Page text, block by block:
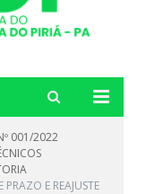
001/2022
E REAJUSTE